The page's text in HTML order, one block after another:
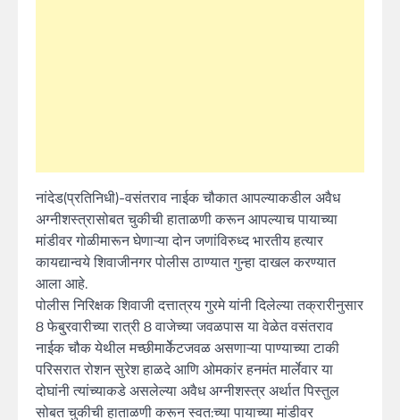
नांदेड(प्रतिनिधी)-वसंतराव नाईक चौकात आपल्याकडील अवैध
अग्नीशस्त्रासोबत चुकीची हाताळणी करून आपल्याच पायाच्या
मांडीवर गोळीमारून घेणाऱ्या दोन जणांविरुध्द भारतीय हत्यार
कायद्यान्वये शिवाजीनगर पोलीस ठाण्यात गुन्हा दाखल करण्यात
आला आहे.
पोलीस निरिक्षक शिवाजी दत्तात्रय गुरमे यांनी दिलेल्या तक्रारीनुसार
8 फेबु्रवारीच्या रात्री 8 वाजेच्या जवळपास या वेळेत वसंतराव
नाईक चौक येथील मच्छीमार्केेटजवळ असणाऱ्या पाण्याच्या टाकी
परिसरात रोशन सुरेश हाळदे आणि ओमकांर हनमंत मार्लेवार या
दोघांनी त्यांच्याकडे असलेल्या अवैध अग्नीशस्त्र अर्थात पिस्तुल
सोबत चुकीची हाताळणी करून स्वत:च्या पायाच्या मांडीवर